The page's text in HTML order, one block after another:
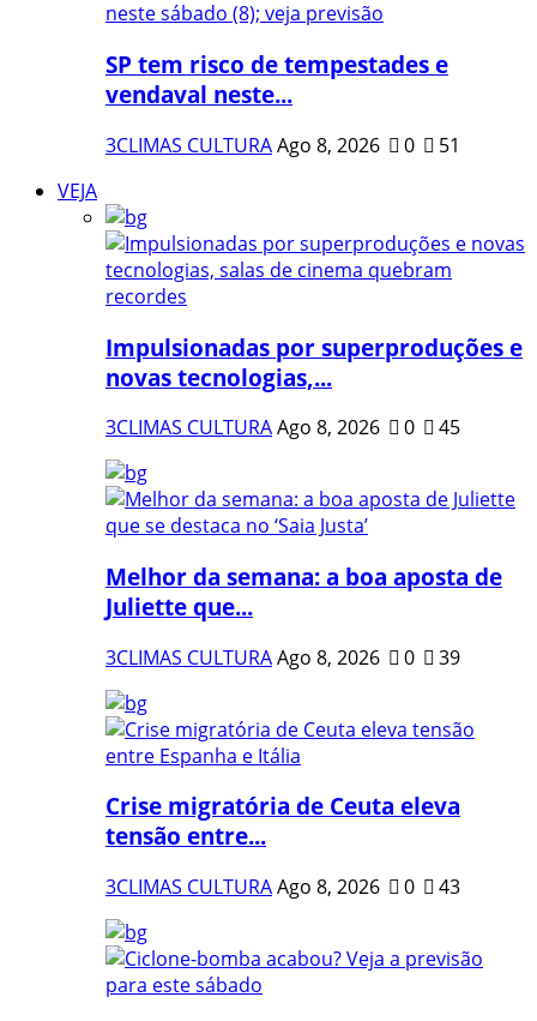
SP tem risco de tempestades e
vendaval neste...
3CLIMAS CULTURAAgo 8, 2026 0
51
VEJA
Impulsionadas por superproduções e
novas tecnologias,...
3CLIMAS CULTURAAgo 8, 2026 0 45
Melhor da semana: a boa aposta de
Juliette que...
3CLIMAS CULTURAAgo 8, 2026 0 39
Crise migratória de Ceuta eleva
tensão entre...
3CLIMAS CULTURAAgo 8, 2026 0 43